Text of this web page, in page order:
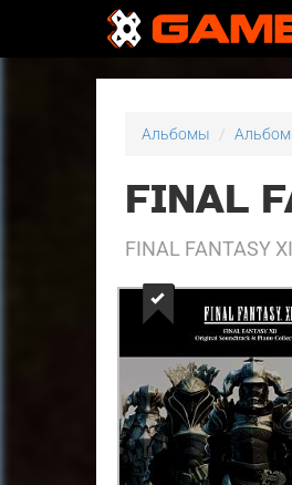
Альбомы
FINAL
FINAL FANTASY